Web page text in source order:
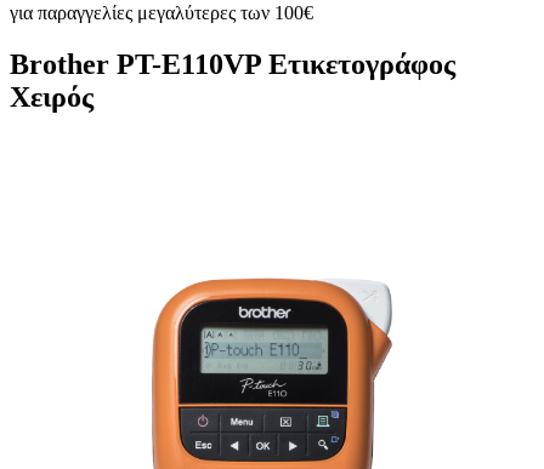
για παραγγελίες μεγαλύτερες των 100€
Brother PT-E110VP Ετικετογράφος
Χειρός